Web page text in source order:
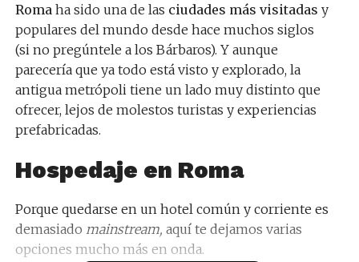
Roma ha sido una de las ciudades más visitadas y
populares del mundo desde hace muchos siglos
(si no pregúntele a los Bárbaros). Y aunque
parecería que ya todo está visto y explorado, la
antigua metrópoli tiene un lado muy distinto que
ofrecer, lejos de molestos turistas y experiencias
prefabricadas.
Hospedaje en Roma
Porque quedarse en un hotel común y corriente es
demasiado mainstream, aquí te dejamos varias
opciones mucho más en onda.